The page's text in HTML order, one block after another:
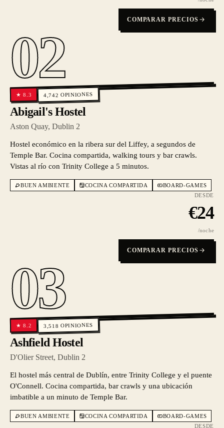
COMPARAR PRECIOS
02
★8.3 4,742 OPINIONES
Abigail's Hostel
Aston Quay, Dublin 2
Hostel económico en la ribera sur del Liffey, a segundos de
Temple Bar. Cocina compartida, walking tours y bar crawls.
Vistas al río con Trinity College a 5 minutos.
BUEN AMBIENTE COCINA COMPARTIDA
BOARD-GAMES
DESDE
€24
/noche
COMPARAR PRECIOS
03
★8.2 3,518 OPINIONES
Ashfield Hostel
D'Olier Street, Dublin 2
El hostel más central de Dublín, entre Trinity College y el puente
O'Connell. Cocina compartida, bar crawls y una ubicación
imbatible a un minuto de Temple Bar.
BUEN AMBIENTE COCINA COMPARTIDA
BOARD-GAMES
DESDE